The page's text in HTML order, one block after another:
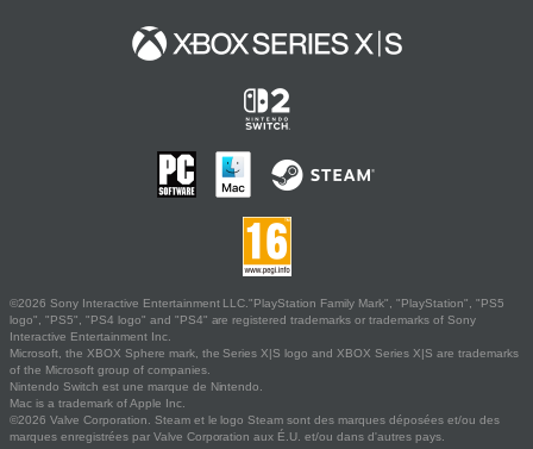
©2026 Sony Interactive Entertainment LLC."PlayStation Family Mark", "PlayStation", "PS5
logo", "PS5", "PS4 logo" and "PS4" are registered trademarks or trademarks of Sony
Interactive Entertainment Inc.
Microsoft, the XBOX Sphere mark, the Series X|S logo and XBOX Series X|S are trademarks
of the Microsoft group of companies.
Nintendo Switch est une marque de Nintendo.
Mac is a trademark of Apple Inc.
©2026 Valve Corporation. Steam et le logo Steam sont des marques déposées et/ou des
marques enregistrées par Valve Corporation aux É.U. et/ou dans d'autres pays.